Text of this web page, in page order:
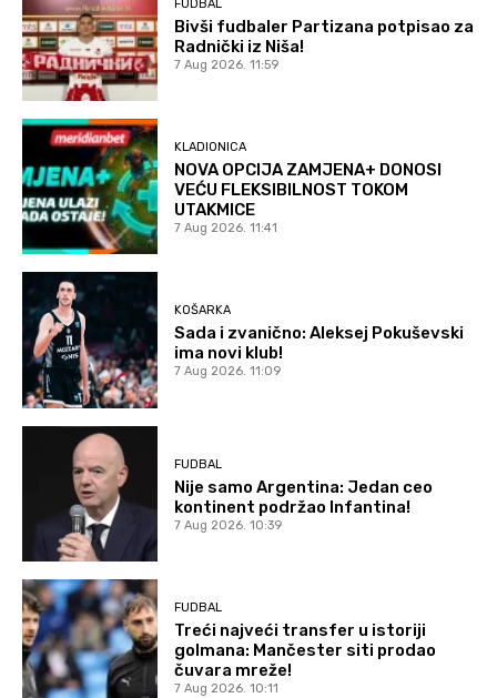
FUDBAL
Bivši fudbaler Partizana potpisao za
Radnički iz Niša!
7 Aug 2026. 11:59
KLADIONICA
NOVA OPCIJA ZAMJENA+ DONOSI
VEĆU FLEKSIBILNOST TOKOM
UTAKMICE
7 Aug 2026. 11:41
KOŠARKA
Sada i zvanično: Aleksej Pokuševski
ima novi klub!
7 Aug 2026. 11:09
FUDBAL
Nije samo Argentina: Jedan ceo
kontinent podržao Infantina!
7 Aug 2026. 10:39
FUDBAL
Treći najveći transfer u istoriji
golmana: Mančester siti prodao
čuvara mreže!
7 Aug 2026. 10:11